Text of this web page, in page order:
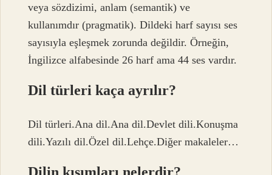
veya sözdizimi, anlam (semantik) ve
kullanımdır (pragmatik). Dildeki harf sayısı ses
sayısıyla eşleşmek zorunda değildir. Örneğin,
İngilizce alfabesinde 26 harf ama 44 ses vardır.
Dil türleri kaça ayrılır?
Dil türleri.Ana dil.Ana dil.Devlet dili.Konuşma
dili.Yazılı dil.Özel dil.Lehçe.Diğer makaleler…